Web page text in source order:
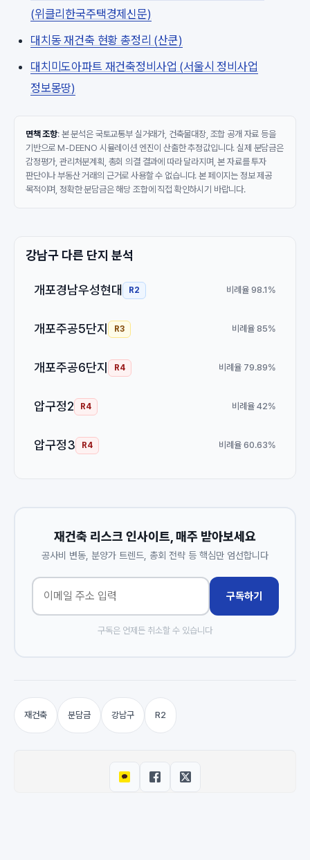
(위클리한국주택경제신문)
대치동 재건축 현황 총정리 (산쿤)
대치미도아파트 재건축정비사업 (서울시 정비사업
정보몽땅)
면책 조항: 본 분석은 국토교통부 실거래가, 건축물대장, 조합 공개 자료 등을
기반으로 M-DEENO 시뮬레이션 엔진이 산출한 추정값입니다. 실제 분담금은
감정평가, 관리처분계획, 총회 의결 결과에 따라 달라지며, 본 자료를 투자
판단이나 부동산 거래의 근거로 사용할 수 없습니다. 본 페이지는 정보 제공
목적이며, 정확한 분담금은 해당 조합에 직접 확인하시기 바랍니다.
강남구 다른 단지 분석
개포경남우성현대 R2 비례율 98.1%
개포주공5단지 R3 비례율 85%
개포주공6단지 R4 비례율 79.89%
압구정2 R4 비례율 42%
압구정3 R4 비례율 60.63%
재건축 리스크 인사이트, 매주 받아보세요
공사비 변동, 분양가 트렌드, 총회 전략 등 핵심만 엄선합니다
구독하기
구독은 언제든 취소할 수 있습니다
재건축 분담금 강남구 R2